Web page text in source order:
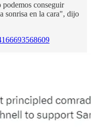
podemos conseguir
sonrisa en la cara", dijo